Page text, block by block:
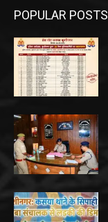
POPULAR POSTS